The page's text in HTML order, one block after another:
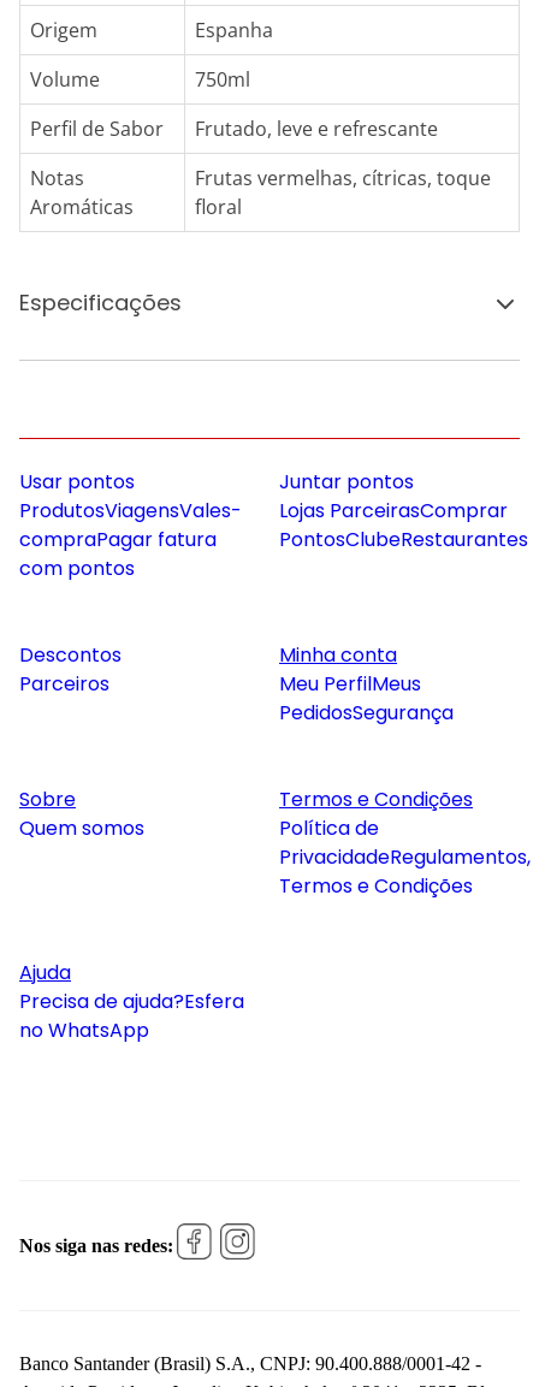
Origem
Espanha
Volume
750ml
Perfil de Sabor
Frutado, leve e refrescante
Notas
Aromáticas
Frutas vermelhas, cítricas, toque
floral
Especificações
Usar pontos
ProdutosViagensVales-
compraPagar fatura
com pontos
Juntar pontos
Lojas ParceirasComprar
PontosClubeRestaurantes
Descontos
Parceiros
Minha conta
Meu PerfilMeus
PedidosSegurança
Sobre
Quem somos
Termos e Condições
Política de
PrivacidadeRegulamentos,
Termos e Condições
Ajuda
Precisa de ajuda?Esfera
no WhatsApp
Nos siga nas redes:
Banco Santander (Brasil) S.A., CNPJ: 90.400.888/0001-42 -